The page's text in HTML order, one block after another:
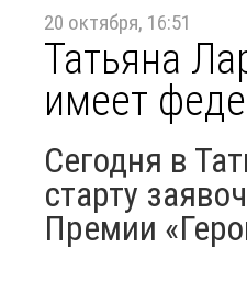
20 октября, 16:51
Татьяна
имеет
Сегодня в
старту
Премии